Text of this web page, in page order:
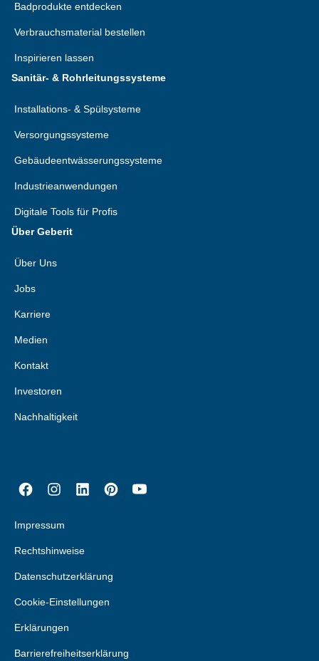
Badprodukte entdecken
Verbrauchsmaterial bestellen
Inspirieren lassen
Sanitär- & Rohrleitungssysteme
Installations- & Spülsysteme
Versorgungssysteme
Gebäudeentwässerungssysteme
Industrieanwendungen
Digitale Tools für Profis
Über Geberit
Über Uns
Jobs
Karriere
Medien
Kontakt
Investoren
Nachhaltigkeit
Impressum
Rechtshinweise
Datenschutzerklärung
Cookie-Einstellungen
Erklärungen
Barrierefreiheitserklärung